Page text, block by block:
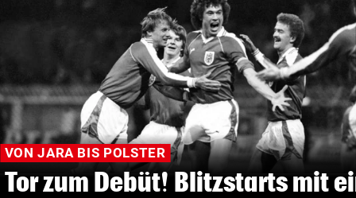
VON JARA BIS POLSTER
Tor zum Debüt! Blitzstarts mit